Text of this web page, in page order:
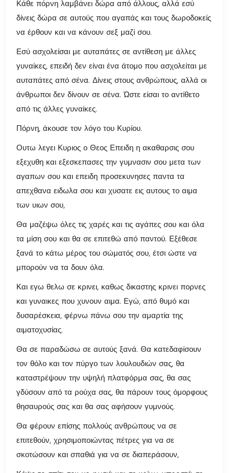
Κάθε πόρνη λαμβάνει δώρα από άλλους, αλλά εσύ
δίνεις δώρα σε αυτούς που αγαπάς και τους δωροδοκείς
να έρθουν και να κάνουν σεξ μαζί σου.
Εσύ ασχολείσαι με αυταπάτες σε αντίθεση με άλλες
γυναίκες, επειδή δεν είναι ένα άτομο που ασχολείται με
αυταπάτες από σένα. Δίνεις στους ανθρώπους, αλλά οι
άνθρωποι δεν δίνουν σε σένα. Ώστε είσαι το αντίθετο
από τις άλλες γυναίκες.
Πόρνη, άκουσε τον λόγο του Κυρίου.
Ουτω λεγει Κυριος ο Θεος Επειδη η ακαθαρσις σου
εξεχυθη και εξεσκεπασες την γυμνασιν σου μετα των
αγαπων σου και επειδη προσεκυνησες παντα τα
απεχθανα ειδωλα σου και χυσατε εις αυτους το αιμα
των υιων σου,
Θα μαζέψω όλες τις χαρές και τις αγάπες σου και όλα
τα μίση σου και θα σε επιτεθώ από παντού. Εξέθεσε
ξανά το κάτω μέρος του σώματός σου, έτσι ώστε να
μπορούν να τα δουν όλα.
Και εγω θελω σε κρινει, καθως δικαστης κρινει πορνες
και γυναικες που χυνουν αιμα. Εγώ, από θυμό και
δυσαρέσκεια, φέρνω πάνω σου την αμαρτία της
αιματοχυσίας.
Θα σε παραδώσω σε αυτούς ξανά. Θα κατεδαφίσουν
τον θόλο και τον πύργο των λουλουδιών σας, θα
καταστρέψουν την υψηλή πλατφόρμα σας, θα σας
γδύσουν από τα ρούχα σας, θα πάρουν τους όμορφους
θησαυρούς σας και θα σας αφήσουν γυμνούς.
Θα φέρουν επίσης πολλούς ανθρώπους να σε
επιτεθούν, χρησιμοποιώντας πέτρες για να σε
σκοτώσουν και σπαθιά για να σε διαπεράσουν,